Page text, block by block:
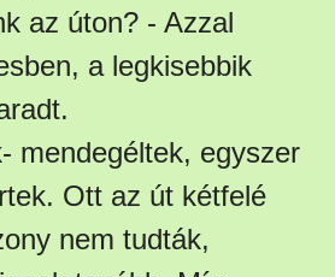
az úton? - Azzal
a legkisebbik
mendegéltek, egyszer
Ott az út kétfelé
nem tudták,